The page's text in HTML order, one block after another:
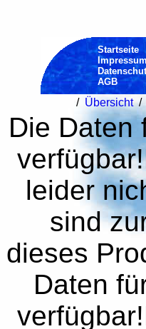
Startseite
Impressum
AGB
/ Übersicht/
Die Daten
leider
sind
dieses
Daten